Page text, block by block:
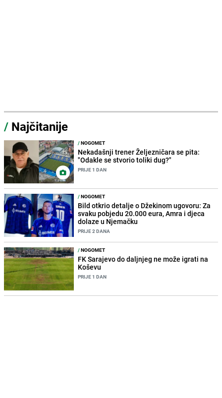
/ Najčitanije
/NOGOMET
Nekadašnji trener Željezničara se pita:
"Odakle se stvorio toliki dug?"
PRIJE 1 DAN
/NOGOMET
Bild otkrio detalje o Džekinom ugovoru: Za
svaku pobjedu 20.000 eura, Amra i djeca
dolaze u Njemačku
PRIJE 2 DANA
/NOGOMET
FK Sarajevo do daljnjeg ne može igrati na
Koševu
PRIJE 1 DAN